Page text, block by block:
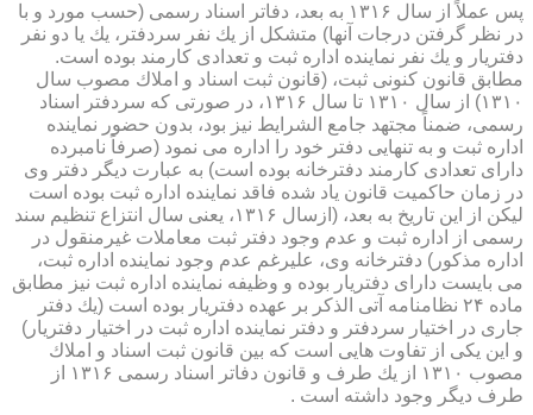
پس عملاً از سال ۱۳۱۶ به بعد، دفاتر اسناد رسمی (حسب مورد و با
در نظر گرفتن درجات آنها) متشكل از یك نفر سردفتر، یك یا دو نفر
دفتریار و یك نفر نماینده اداره ثبت و تعدادی كارمند بوده است.
مطابق قانون كنونی ثبت، (قانون ثبت اسناد و املاك مصوب سال
۱۳۱۰) از سال ۱۳۱۰ تا سال ۱۳۱۶، در صورتی كه سردفتر اسناد
رسمی، ضمناً مجتهد جامع الشرایط نیز بود، بدون حضور نماینده
اداره ثبت و به تنهایی دفتر خود را اداره می نمود (صرفاً نامبرده
دارای تعدادی كارمند دفترخانه بوده است) به عبارت دیگر دفتر وی
در زمان حاكمیت قانون یاد شده فاقد نماینده اداره ثبت بوده است
لیكن از این تاریخ به بعد، (ازسال ۱۳۱۶، یعنی سال انتزاع تنظیم سند
رسمی از اداره ثبت و عدم وجود دفتر ثبت معاملات غیرمنقول در
اداره مذكور) دفترخانه وی، علیرغم عدم وجود نماینده اداره ثبت،
می بایست دارای دفتریار بوده و وظیفه نماینده اداره ثبت نیز مطابق
ماده ۲۴ نظامنامه آتی الذكر بر عهده دفتریار بوده است (یك دفتر
جاری در اختیار سردفتر و دفتر نماینده اداره ثبت در اختیار دفتریار)
و این یكی از تفاوت هایی است كه بین قانون ثبت اسناد و املاك
مصوب ۱۳۱۰ از یك طرف و قانون دفاتر اسناد رسمی ۱۳۱۶ از
طرف دیگر وجود داشته است .